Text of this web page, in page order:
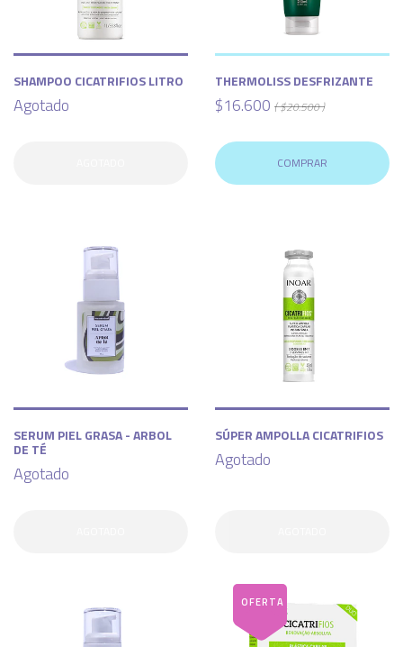
SHAMPOO CICATRIFIOS LITRO
Agotado
THERMOLISS DESFRIZANTE
$16.600 ( $20.500 )
COMPRAR
SERUM PIEL GRASA - ARBOL
DE TÉ
Agotado
SÚPER AMPOLLA CICATRIFIOS
Agotado